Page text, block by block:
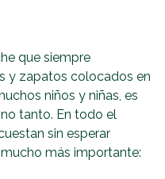
que siempre
y zapatos colocados en
niños y niñas, es
tanto. En todo el
sin esperar
más importante: